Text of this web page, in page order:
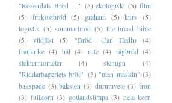
"Rosendals Bröd …" (5) ekologiskt (5) film
(5) frukostbröd (5) graham (5) kurs
(5)
logistik (5) sommarbröd (5) the bread bible
(5)
vildjäst (5) "Bröd" (Jan Hedh)
(4)
frankrike (4) hål (4) rute (4) rågbröd (4)
stektermometer
(4) stenugn
(4)
"Riddarbageriets bröd" (3) "utan maskin" (3)
bakspade (3) baksten (3) durumvete (3) frön
(3) fullkorn (3) gotlandslimpa (3) hela korn